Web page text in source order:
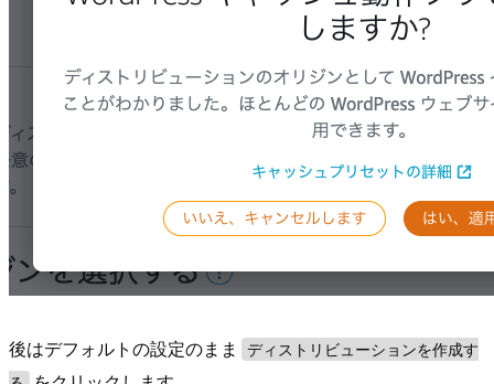
後はデフォルトの設定のまま
ディストリビューションを作成す